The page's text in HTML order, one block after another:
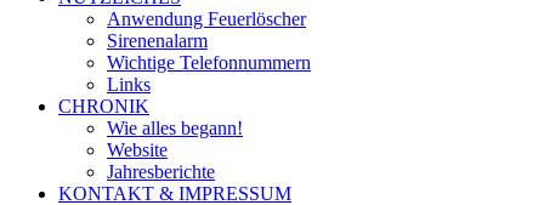
Anwendung Feuerlöscher
Sirenenalarm
Wichtige Telefonnummern
Links
CHRONIK
Wie alles begann!
Website
Jahresberichte
KONTAKT & IMPRESSUM